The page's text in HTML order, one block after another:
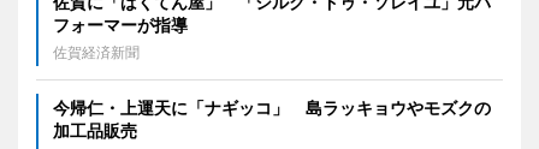
フォーマーが指導
佐賀経済新聞
今帰仁・上運天に「ナギッコ」 島ラッキョウやモズクの
加工品販売